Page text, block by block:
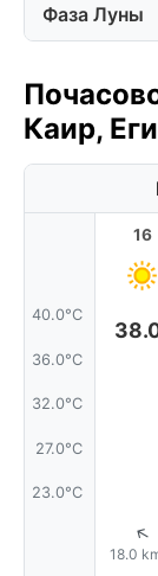
Фаза Луны
Каир,
40.0°C
36.0°C
32.0°C
27.0°C
23.0°C
16
↑
18.0